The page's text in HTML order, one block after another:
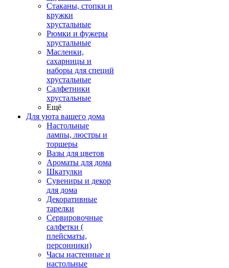
Стаканы, стопки и
кружки
хрустальные
Рюмки и фужеры
хрустальные
Масленки,
сахарницы и
наборы для специй
хрустальные
Салфетники
хрустальные
Ещё
Для уюта вашего дома
Настольные
лампы, люстры и
торшеры
Вазы для цветов
Ароматы для дома
Шкатулки
Сувениры и декор
для дома
Декоративные
тарелки
Сервировочные
салфетки (
плейсматы,
персонники)
Часы настенные и
настольные